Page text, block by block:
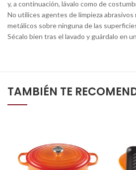
y, a continuación, lávalo como de
No utilices agentes de limpieza
metálicos sobre ninguna de las
Sécalo bien tras el lavado y guárdalo en
TAMBIÉN TE